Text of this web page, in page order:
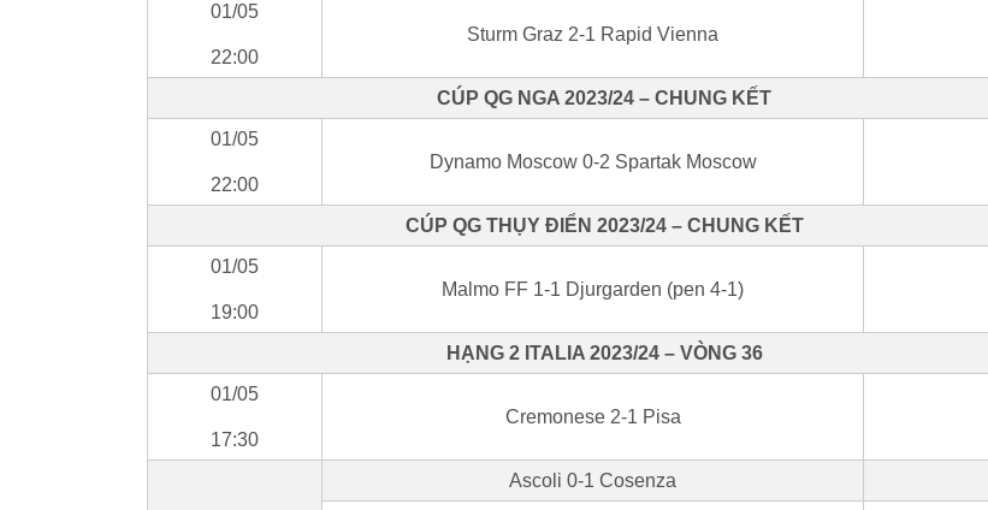
01/05
22:00
Sturm Graz 2-1 Rapid Vienna
CÚP QG NGA 2023/24 – CHUNG KẾT
01/05
22:00
Dynamo Moscow 0-2 Spartak Moscow
CÚP QG THỤY ĐIỂN 2023/24 – CHUNG KẾT
01/05
19:00
Malmo FF 1-1 Djurgarden (pen 4-1)
HẠNG 2 ITALIA 2023/24 – VÒNG 36
01/05
17:30
Cremonese 2-1 Pisa
Ascoli 0-1 Cosenza